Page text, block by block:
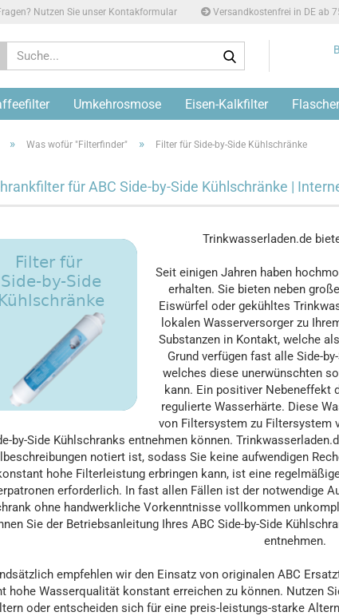
Nutzen Sie unser Kontakformular Versandkostenfrei in DE ab
Umkehrosmose Eisen-Kalkfilter
» Was wofür "Filterfinder" » Filter für Side-by-Side Kühlschränke
für ABC Side-by-Side Kühlschränke |
Trinkwasserladen.de
Seit einigen Jahren haben
erhalten. Sie bieten neben
Eiswürfel oder gekühltes
lokalen Wasserversorger zu
Substanzen in Kontakt, welche
Grund verfügen fast alle Side-
welches diese unerwünschten
kann. Ein positiver Nebeneffekt
regulierte Wasserhärte. Diese
von Filtersystem zu Filtersystem
by-Side Kühlschranks entnehmen können.
notiert ist, sodass Sie keine aufwendigen
hohe Filterleistung erbringen kann, ist eine
erforderlich. In fast allen Fällen ist der notwendige
ohne handwerkliche Vorkenntnisse vollkommen
Sie der Betriebsanleitung Ihres ABC Side-by-Side
entnehmen.
empfehlen wir den Einsatz von originalen ABC
hohe Wasserqualität konstant erreichen zu können. Nutzen
oder entscheiden sich für eine preis-leistungs-starke